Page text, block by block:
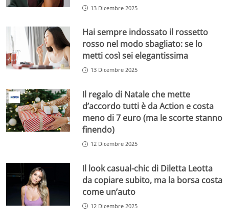
13 Dicembre 2025
Hai sempre indossato il rossetto
rosso nel modo sbagliato: se lo
metti così sei elegantissima
13 Dicembre 2025
Il regalo di Natale che mette
d’accordo tutti è da Action e costa
meno di 7 euro (ma le scorte stanno
finendo)
12 Dicembre 2025
Il look casual-chic di Diletta Leotta
da copiare subito, ma la borsa costa
come un’auto
12 Dicembre 2025